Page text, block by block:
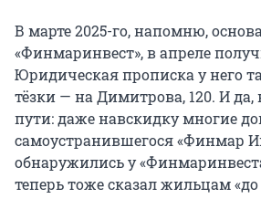
В марте 2025-го, напомню,
«Финмаринвест», в апреле
Юридическая прописка у него
тёзки — на Димитрова, 120. И
пути: даже навскидку многие
самоустранившегося «Финмар
обнаружились у
теперь тоже сказал жильцам